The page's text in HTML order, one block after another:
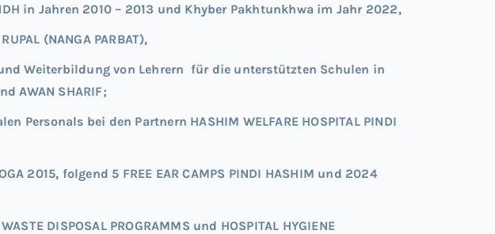
in Jahren 2010 – 2013 und Khyber Pakhtunkhwa im Jahr 2022,
(NANGA PARBAT),
Weiterbildung von Lehrern für die unterstützten Schulen in
AWAN SHARIF;
bei den Partnern HASHIM WELFARE HOSPITAL PINDI
2015, folgend 5 FREE EAR CAMPS PINDI HASHIM und 2024
DISPOSAL PROGRAMMS und HOSPITAL HYGIENE